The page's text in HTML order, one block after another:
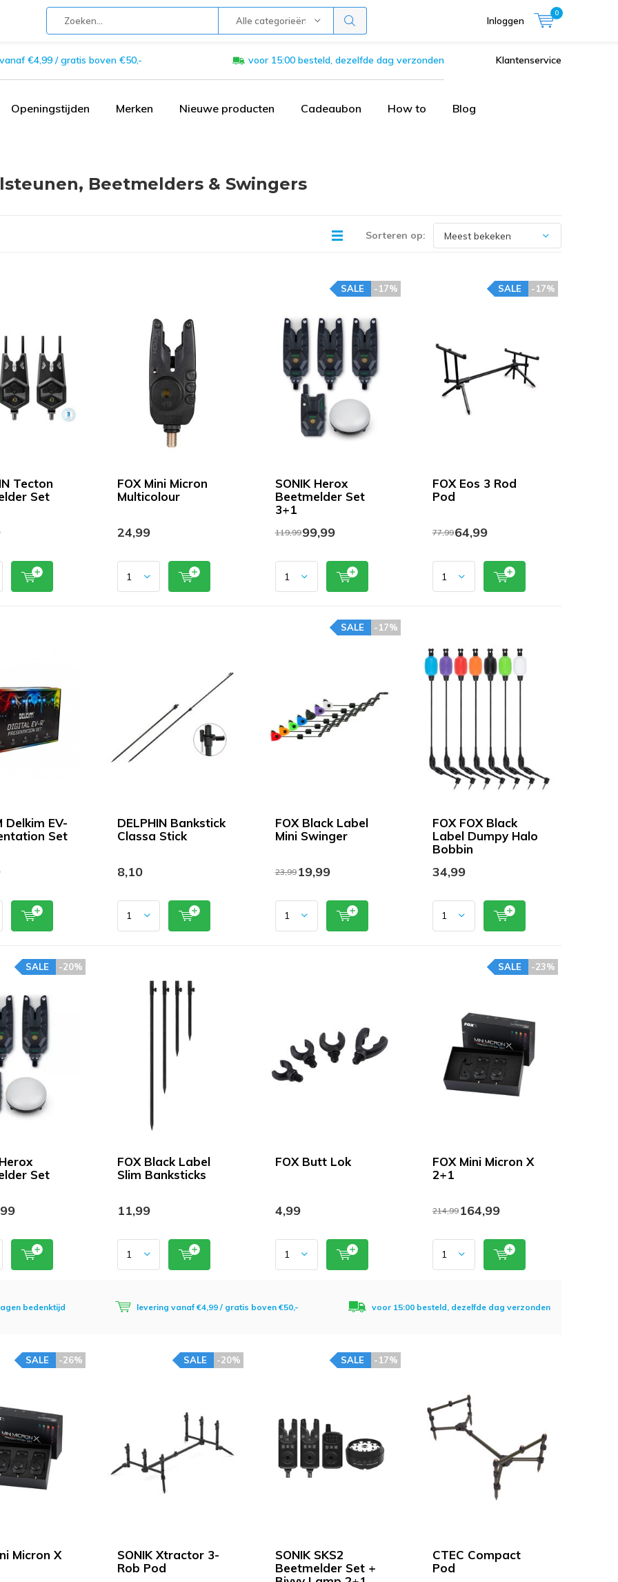
Alle categorieën Inloggen
0
€4,99 / gratis boven €50,- voor 15:00 besteld, dezelfde dag verzonden Klantenservice
Openingstijden Merken Nieuwe producten Cadeaubon How to Blog
Beetmelders & Swingers
Sorteren op:
Tecton
Set
FOX Mini Micron
Multicolour
24,99
SONIK Herox
Beetmelder Set
3+1
-17%
SALE
119,9999,99
FOX Eos 3 Rod
Pod
-17%
SALE
77,9964,99
Delkim EV-
Set
DELPHIN Bankstick
Classa Stick
8,10
FOX Black Label
Mini Swinger
-17%
SALE
23,9919,99
FOX FOX Black
Label Dumpy Halo
Bobbin
34,99
Set
-20%
SALE
FOX Black Label
Slim Banksticks
11,99
FOX Butt Lok
4,99
FOX Mini Micron X
2+1
-23%
SALE
214,99164,99
bedenktijd levering vanaf €4,99 / gratis boven €50,- voor 15:00 besteld, dezelfde dag verzonden
Micron X
-26%
SALE
SONIK Xtractor 3-
Rob Pod
-20%
SALE
SONIK SKS2
Beetmelder Set +
-17%
SALE
CTEC Compact
Pod